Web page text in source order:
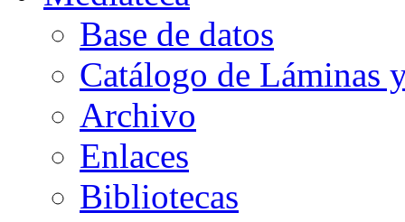
Base de datos
Catálogo de Láminas
Archivo
Enlaces
Bibliotecas